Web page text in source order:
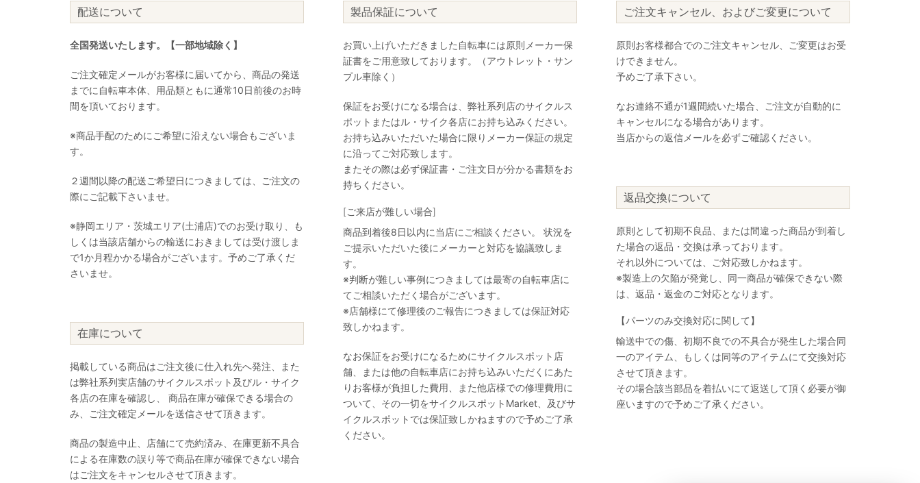
配送について
全国発送いたします。【一部地域除く】
ご注文確定メールがお客様に届いてから、商品の発送
までに自転車本体、用品類ともに通常10日前後のお時
間を頂いております。
※商品手配のためにご希望に沿えない場合もございま
す。
２週間以降の配送ご希望日につきましては、ご注文の
際にご記載下さいませ。
※静岡エリア・茨城エリア(土浦店)でのお受け取り、も
しくは当該店舗からの輸送におきましては受け渡しま
で1か月程かかる場合がございます。予めご了承くだ
さいませ。
在庫について
掲載している商品はご注文後に仕入れ先へ発注、また
は弊社系列実店舗のサイクルスポット及びル・サイク
各店の在庫を確認し、 商品在庫が確保できる場合の
み、ご注文確定メールを送信させて頂きます。
商品の製造中止、店舗にて売約済み、在庫更新不具合
による在庫数の誤り等で商品在庫が確保できない場合
はご注文をキャンセルさせて頂きます。
製品保証について
お買い上げいただきました自転車には原則メーカー保
証書をご用意致しております。（アウトレット・サン
プル車除く）
保証をお受けになる場合は、弊社系列店のサイクルス
ポットまたはル・サイク各店にお持ち込みください。
お持ち込みいただいた場合に限りメーカー保証の規定
に沿ってご対応致します。
またその際は必ず保証書・ご注文日が分かる書類をお
持ちください。
[ご来店が難しい場合]
商品到着後8日以内に当店にご相談ください。 状況を
ご提示いただいた後にメーカーと対応を協議致しま
す。
※判断が難しい事例につきましては最寄の自転車店に
てご相談いただく場合がございます。
※店舗様にて修理後のご報告につきましては保証対応
致しかねます。
なお保証をお受けになるためにサイクルスポット店
舗、または他の自転車店にお持ち込みいただくにあた
りお客様が負担した費用、また他店様での修理費用に
ついて、その一切をサイクルスポットMarket、及びサ
イクルスポットでは保証致しかねますので予めご了承
ください。
ご注文キャンセル、およびご変更について
原則お客様都合でのご注文キャンセル、ご変更はお受
けできません。
予めご了承下さい。
なお連絡不通が1週間続いた場合、ご注文が自動的に
キャンセルになる場合があります。
当店からの返信メールを必ずご確認ください。
返品交換について
原則として初期不良品、または間違った商品が到着し
た場合の返品・交換は承っております。
それ以外については、ご対応致しかねます。
※製造上の欠陥が発覚し、同一商品が確保できない際
は、返品・返金のご対応となります。
【パーツのみ交換対応に関して】
輸送中での傷、初期不良での不具合が発生した場合同
一のアイテム、もしくは同等のアイテムにて交換対応
させて頂きます。
その場合該当部品を着払いにて返送して頂く必要が御
座いますので予めご了承ください。